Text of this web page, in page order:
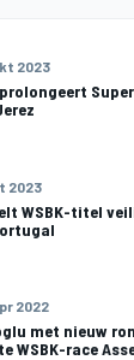
2023
2023
WSBK-titel
2022
met nieuw
WSBK-race